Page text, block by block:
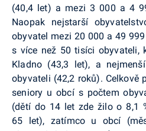
(40,4 let) a mezi 3 000 a 4
Naopak nejstarší
obyvatel mezi 20 000 a 49
s více než 50 tisíci obyvateli,
Kladno (43,3 let), a
obyvateli (42,2 roků). Celkově
seniory u obcí s počtem
(dětí do 14 let zde žilo o 8,1
65 let), zatímco u obcí